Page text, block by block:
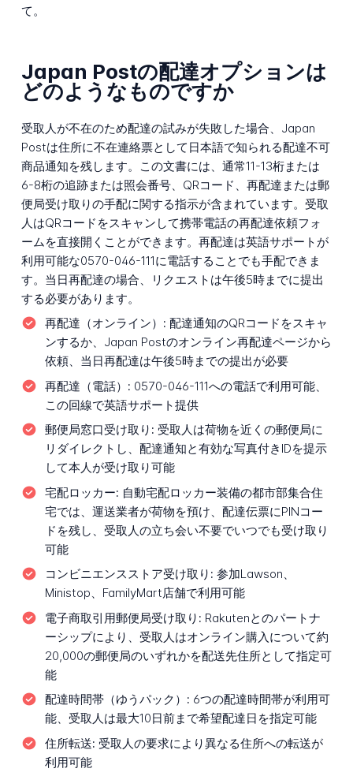
て。
Japan Postの配達オプションは
どのようなものですか
受取人が不在のため配達の試みが失敗した場合、Japan
Postは住所に不在連絡票として日本語で知られる配達不可
商品通知を残します。この文書には、通常11-13桁または
6-8桁の追跡または照会番号、QRコード、再配達または郵
便局受け取りの手配に関する指示が含まれています。受取
人はQRコードをスキャンして携帯電話の再配達依頼フォ
ームを直接開くことができます。再配達は英語サポートが
利用可能な0570-046-111に電話することでも手配できま
す。当日再配達の場合、リクエストは午後5時までに提出
する必要があります。
再配達（オンライン）: 配達通知のQRコードをスキャ
ンするか、Japan Postのオンライン再配達ページから
依頼、当日再配達は午後5時までの提出が必要
再配達（電話）: 0570-046-111への電話で利用可能、
この回線で英語サポート提供
郵便局窓口受け取り: 受取人は荷物を近くの郵便局に
リダイレクトし、配達通知と有効な写真付きIDを提示
して本人が受け取り可能
宅配ロッカー: 自動宅配ロッカー装備の都市部集合住
宅では、運送業者が荷物を預け、配達伝票にPINコー
ドを残し、受取人の立ち会い不要でいつでも受け取り
可能
コンビニエンスストア受け取り: 参加Lawson、
Ministop、FamilyMart店舗で利用可能
電子商取引用郵便局受け取り: Rakutenとのパートナ
ーシップにより、受取人はオンライン購入について約
20,000の郵便局のいずれかを配送先住所として指定可
能
配達時間帯（ゆうパック）: 6つの配達時間帯が利用可
能、受取人は最大10日前まで希望配達日を指定可能
住所転送: 受取人の要求により異なる住所への転送が
利用可能